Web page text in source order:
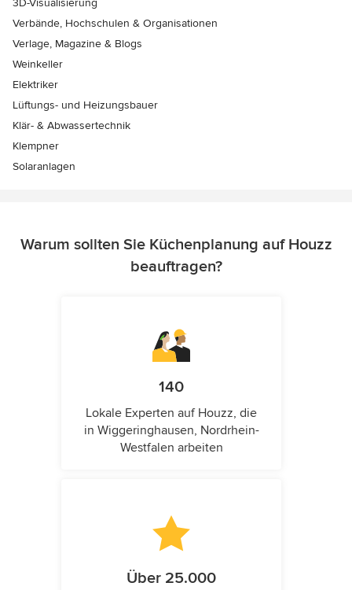
3D-Visualisierung
Verbände, Hochschulen & Organisationen
Verlage, Magazine & Blogs
Weinkeller
Elektriker
Lüftungs- und Heizungsbauer
Klär- & Abwassertechnik
Klempner
Solaranlagen
Warum sollten Sie Küchenplanung auf Houzz
beauftragen?
140
Lokale Experten auf Houzz, die
in Wiggeringhausen, Nordrhein-
Westfalen arbeiten
Über 25.000